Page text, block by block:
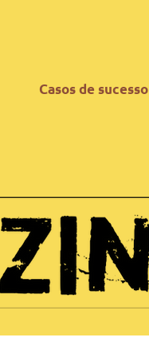
Casos de sucesso